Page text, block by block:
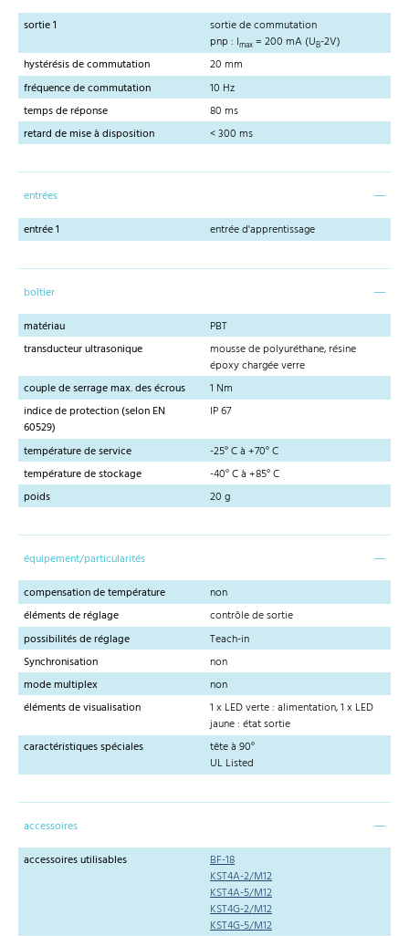
sortie 1
sortie de commutation
pnp : Imax = 200 mA (UB-2V)
hystérésis de commutation
20 mm
fréquence de commutation
10 Hz
temps de réponse
80 ms
retard de mise à disposition
< 300 ms
entrées
entrée 1
entrée d'apprentissage
boîtier
matériau
PBT
transducteur ultrasonique
mousse de polyuréthane, résine
époxy chargée verre
couple de serrage max. des écrous
1 Nm
indice de protection (selon EN
60529)
IP 67
température de service
-25° C à +70° C
température de stockage
-40° C à +85° C
poids
20 g
équipement/particularités
compensation de température
non
éléments de réglage
contrôle de sortie
possibilités de réglage
Teach-in
Synchronisation
non
mode multiplex
non
éléments de visualisation
1 x LED verte : alimentation, 1 x LED
jaune : état sortie
caractéristiques spéciales
tête à 90°
UL Listed
accessoires
accessoires utilisables
BF-18
KST4A-2/M12
KST4A-5/M12
KST4G-2/M12
KST4G-5/M12